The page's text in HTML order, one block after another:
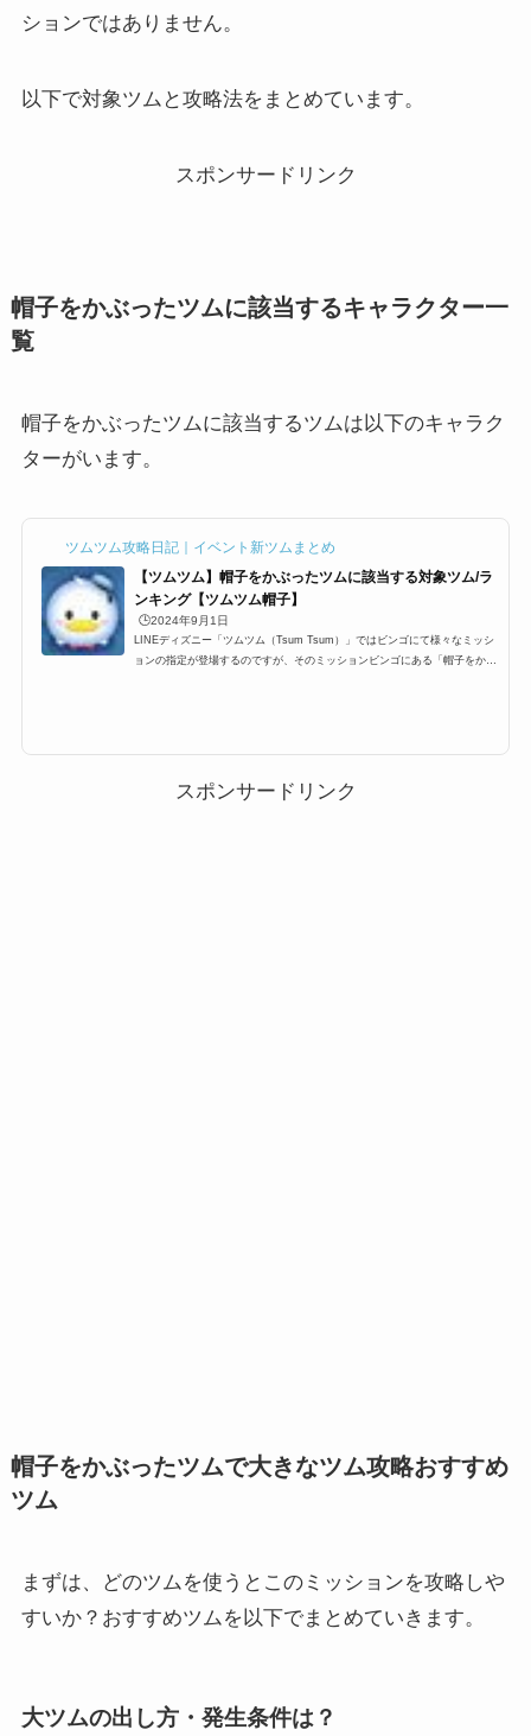
ションではありません。
以下で対象ツムと攻略法をまとめています。
スポンサードリンク
帽子をかぶったツムに該当するキャラクター一
覧
帽子をかぶったツムに該当するツムは以下のキャラク
ターがいます。
ツムツム攻略日記｜イベント新ツムまとめ
【ツムツム】帽子をかぶったツムに該当する対象ツム/ラ
ンキング【ツムツム帽子】
🕒️2024年9月1日
LINEディズニー「ツムツム（Tsum Tsum）」ではビンゴにて様々なミッシ
ョンの指定が登場するのですが、そのミッションビンゴにある「帽子をかぶ
ジェシー かぼちゃミッ...
スポンサードリンク
帽子をかぶったツムで大きなツム攻略おすすめ
ツム
まずは、どのツムを使うとこのミッションを攻略しや
すいか？おすすめツムを以下でまとめていきます。
大ツムの出し方・発生条件は？